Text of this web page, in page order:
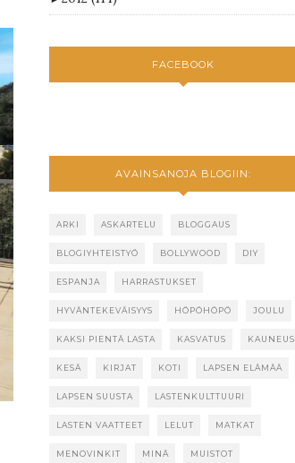
FACEBOOK
AVAINSANOJA BLOGIIN:
ARKI ASKARTELU BLOGGAUS
BLOGIYHTEISTYÖ BOLLYWOOD DIY
ESPANJA HARRASTUKSET
HYVÄNTEKEVÄISYYS HÖPÖHÖPÖ JOULU
KAKSI PIENTÄ LASTA KASVATUS KAUNEUS
KESÄ KIRJAT KOTI LAPSEN ELÄMÄÄ
LAPSEN SUUSTA LASTENKULTTUURI
LASTEN VAATTEET LELUT MATKAT
MENOVINKIT MINÄ MUISTOT